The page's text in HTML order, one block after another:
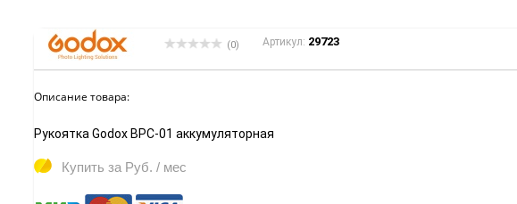
(0) Артикул: 29723
Описание товара:
Рукоятка Godox BPC-01 аккумуляторная
Купить за Руб. / мес